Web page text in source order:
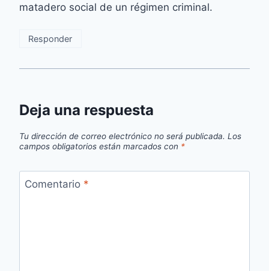
matadero social de un régimen criminal.
Responder
Deja una respuesta
Tu dirección de correo electrónico no será publicada. Los
campos obligatorios están marcados con *
Comentario *